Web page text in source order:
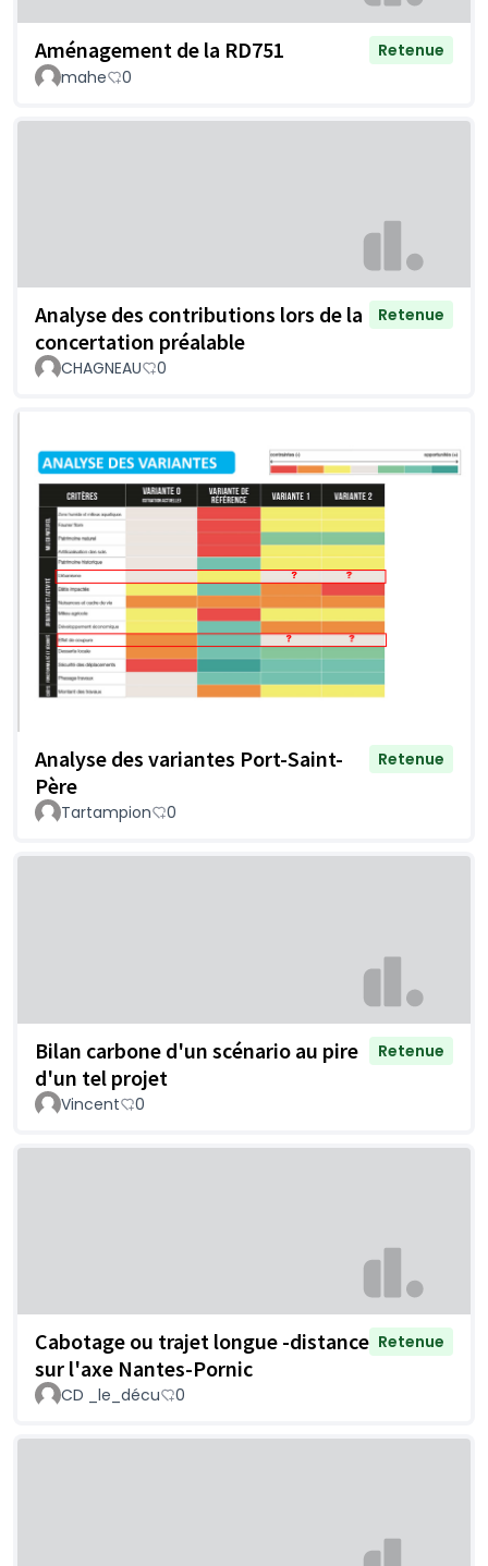
Aménagement de la RD751
Retenue
mahe
0
Analyse des contributions lors de la
concertation préalable
Retenue
CHAGNEAU 0
Analyse des variantes Port-Saint-
Père
Retenue
Tartampion 0
Bilan carbone d'un scénario au pire
d'un tel projet
Retenue
Vincent 0
Cabotage ou trajet longue -distance
sur l'axe Nantes-Pornic
Retenue
CD _le_décu 0